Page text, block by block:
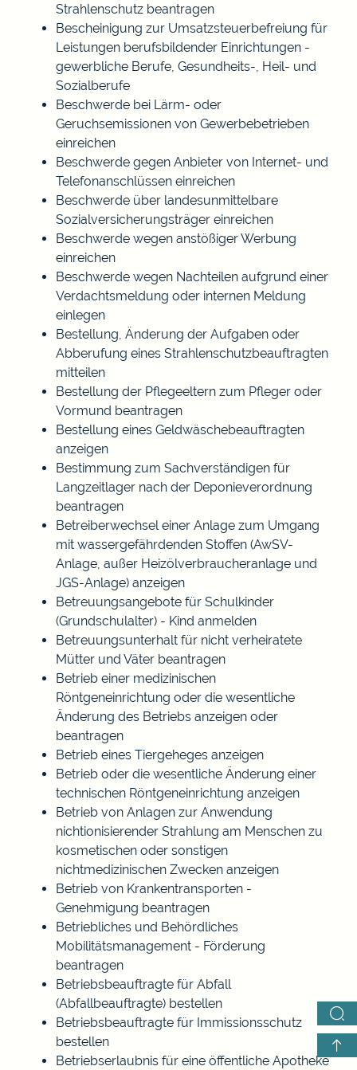
Strahlenschutz beantragen
Bescheinigung zur Umsatzsteuerbefreiung für
Leistungen berufsbildender Einrichtungen -
gewerbliche Berufe, Gesundheits-, Heil- und
Sozialberufe
Beschwerde bei Lärm- oder
Geruchsemissionen von Gewerbebetrieben
einreichen
Beschwerde gegen Anbieter von Internet- und
Telefonanschlüssen einreichen
Beschwerde über landesunmittelbare
Sozialversicherungsträger einreichen
Beschwerde wegen anstößiger Werbung
einreichen
Beschwerde wegen Nachteilen aufgrund einer
Verdachtsmeldung oder internen Meldung
einlegen
Bestellung, Änderung der Aufgaben oder
Abberufung eines Strahlenschutzbeauftragten
mitteilen
Bestellung der Pflegeeltern zum Pfleger oder
Vormund beantragen
Bestellung eines Geldwäschebeauftragten
anzeigen
Bestimmung zum Sachverständigen für
Langzeitlager nach der Deponieverordnung
beantragen
Betreiberwechsel einer Anlage zum Umgang
mit wassergefährdenden Stoffen (AwSV-
Anlage, außer Heizölverbraucheranlage und
JGS-Anlage) anzeigen
Betreuungsangebote für Schulkinder
(Grundschulalter) - Kind anmelden
Betreuungsunterhalt für nicht verheiratete
Mütter und Väter beantragen
Betrieb einer medizinischen
Röntgeneinrichtung oder die wesentliche
Änderung des Betriebs anzeigen oder
beantragen
Betrieb eines Tiergeheges anzeigen
Betrieb oder die wesentliche Änderung einer
technischen Röntgeneinrichtung anzeigen
Betrieb von Anlagen zur Anwendung
nichtionisierender Strahlung am Menschen zu
kosmetischen oder sonstigen
nichtmedizinischen Zwecken anzeigen
Betrieb von Krankentransporten -
Genehmigung beantragen
Betriebliches und Behördliches
Mobilitätsmanagement - Förderung
beantragen
Betriebsbeauftragte für Abfall
(Abfallbeauftragte) bestellen
Betriebsbeauftragte für Immissionsschutz
bestellen
Betriebserlaubnis für eine öffentliche Apotheke